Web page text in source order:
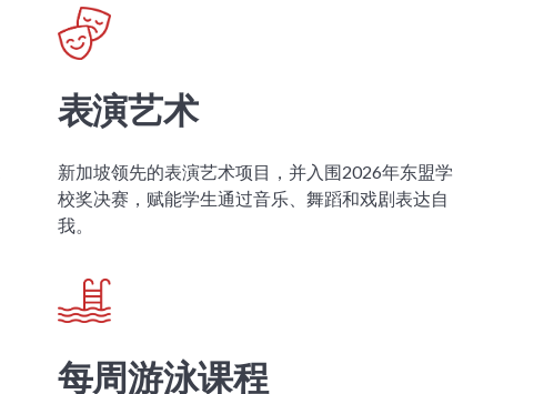
表演艺术
新加坡领先的表演艺术项目，并入围2026年东盟学
校奖决赛，赋能学生通过音乐、舞蹈和戏剧表达自
我。
每周游泳课程